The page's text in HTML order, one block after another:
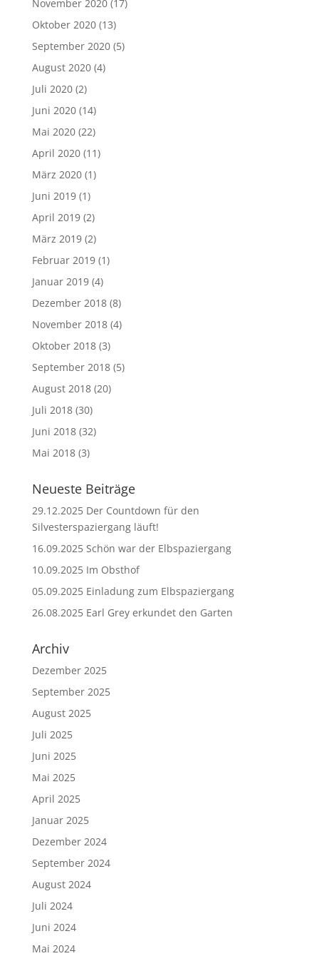
November 2020(17)
Oktober 2020(13)
September 2020(5)
August 2020(4)
Juli 2020(2)
Juni 2020(14)
Mai 2020(22)
April 2020(11)
März 2020(1)
Juni 2019(1)
April 2019(2)
März 2019(2)
Februar 2019(1)
Januar 2019(4)
Dezember 2018(8)
November 2018(4)
Oktober 2018(3)
September 2018(5)
August 2018(20)
Juli 2018(30)
Juni 2018(32)
Mai 2018(3)
Neueste Beiträge
29.12.2025 Der Countdown für den
Silvesterspaziergang läuft!
16.09.2025 Schön war der Elbspaziergang
10.09.2025 Im Obsthof
05.09.2025 Einladung zum Elbspaziergang
26.08.2025 Earl Grey erkundet den Garten
Archiv
Dezember 2025
September 2025
August 2025
Juli 2025
Juni 2025
Mai 2025
April 2025
Januar 2025
Dezember 2024
September 2024
August 2024
Juli 2024
Juni 2024
Mai 2024